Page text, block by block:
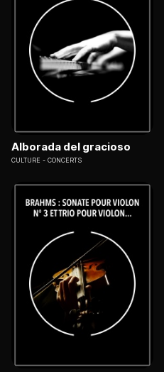
Alborada del gracioso
CULTURE CONCERTS